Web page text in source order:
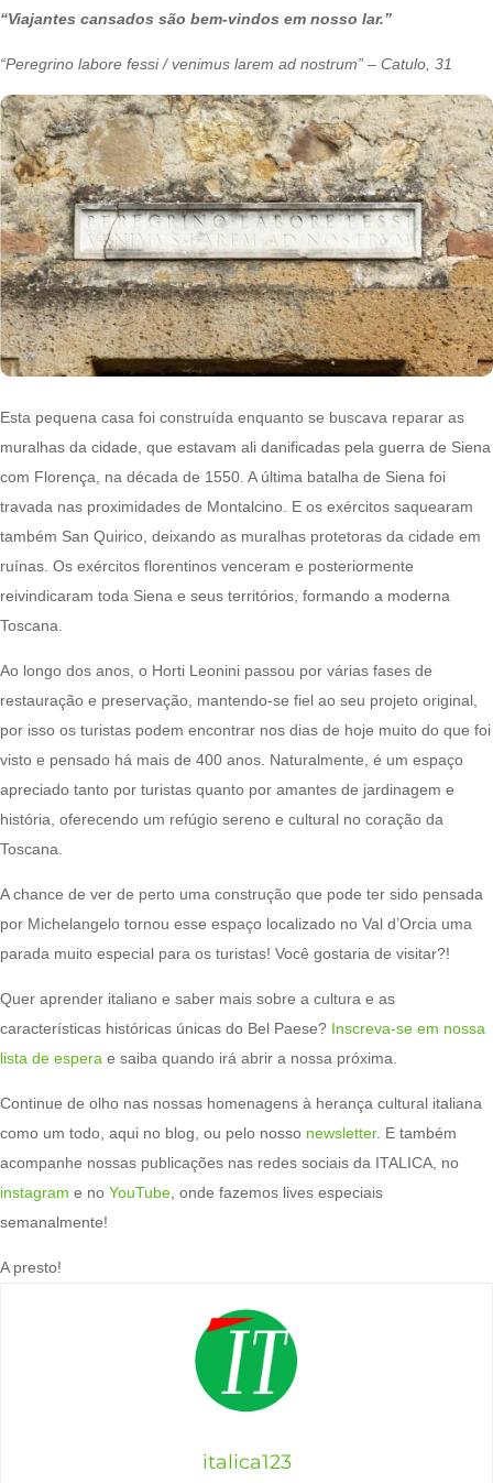
“Viajantes cansados ​​são bem-vindos em nosso lar.”
“Peregrino labore fessi / venimus larem ad nostrum” – Catulo, 31
Esta pequena casa foi construída enquanto se buscava reparar as
muralhas da cidade, que estavam ali danificadas pela guerra de Siena
com Florença, na década de 1550. A última batalha de Siena foi
travada nas proximidades de Montalcino. E os exércitos saquearam
também San Quirico, deixando as muralhas protetoras da cidade em
ruínas. Os exércitos florentinos venceram e posteriormente
reivindicaram toda Siena e seus territórios, formando a moderna
Toscana.
Ao longo dos anos, o Horti Leonini passou por várias fases de
restauração e preservação, mantendo-se fiel ao seu projeto original,
por isso os turistas podem encontrar nos dias de hoje muito do que foi
visto e pensado há mais de 400 anos. Naturalmente, é um espaço
apreciado tanto por turistas quanto por amantes de jardinagem e
história, oferecendo um refúgio sereno e cultural no coração da
Toscana.
A chance de ver de perto uma construção que pode ter sido pensada
por Michelangelo tornou esse espaço localizado no Val d’Orcia uma
parada muito especial para os turistas! Você gostaria de visitar?!
Quer aprender italiano e saber mais sobre a cultura e as
características históricas únicas do Bel Paese? Inscreva-se em nossa
lista de espera e saiba quando irá abrir a nossa próxima.
Continue de olho nas nossas homenagens à herança cultural italiana
como um todo, aqui no blog, ou pelo nosso newsletter. E também
acompanhe nossas publicações nas redes sociais da ITALICA, no
instagram e no YouTube , onde fazemos lives especiais
semanalmente!
A presto!
italica123